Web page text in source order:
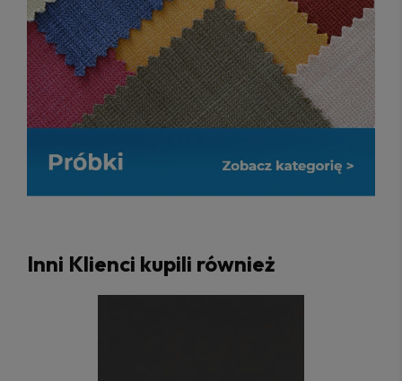
Inni Klienci kupili również